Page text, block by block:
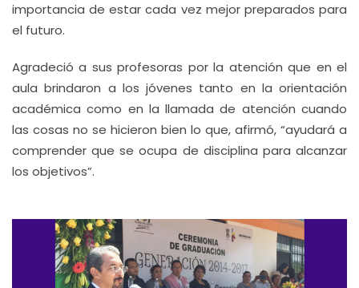
importancia de estar cada vez mejor preparados para
el futuro.
Agradeció a sus profesoras por la atención que en el
aula brindaron a los jóvenes tanto en la orientación
académica como en la llamada de atención cuando
las cosas no se hicieron bien lo que, afirmó, “ayudará a
comprender que se ocupa de disciplina para alcanzar
los objetivos”.